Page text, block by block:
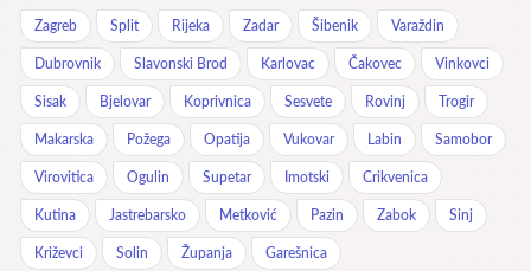
Zagreb Split Rijeka Zadar Šibenik Varaždin
Dubrovnik Slavonski Brod Karlovac Čakovec Vinkovci
Sisak Bjelovar Koprivnica Sesvete Rovinj Trogir
Makarska Požega Opatija Vukovar Labin Samobor
Virovitica Ogulin Supetar Imotski Crikvenica
Kutina Jastrebarsko Metković Pazin Zabok Sinj
Križevci Solin Županja Garešnica